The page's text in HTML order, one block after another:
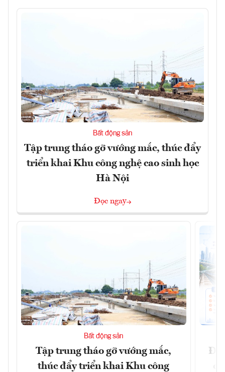
Bất động sản
Tập trung tháo gỡ vướng mắc, thúc đẩy
triển khai Khu công nghệ cao sinh học
Hà Nội
Đọc ngay
Bất động sản
Tập trung tháo gỡ vướng mắc,
thúc đẩy triển khai Khu công